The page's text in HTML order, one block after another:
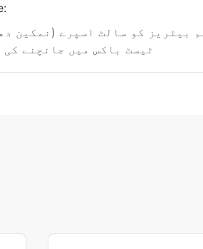
بیٹریز کو سالٹ اسپرے (نمکین
ٹیسٹ باکس میں جانچنے کی